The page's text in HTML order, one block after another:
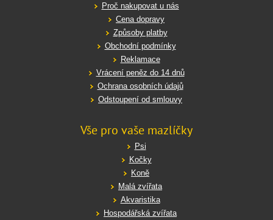
Proč nakupovat u nás
Cena dopravy
Způsoby platby
Obchodní podmínky
Reklamace
Vrácení peněz do 14 dnů
Ochrana osobních údajů
Odstoupení od smlouvy
Vše pro vaše mazlíčky
Psi
Kočky
Koně
Malá zvířata
Akvaristika
Hospodářská zvířata